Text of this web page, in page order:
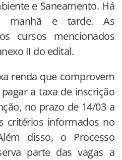
e Saneamento. Há
manhã e tarde. As
cursos mencionados
II do edital.
renda que comprovem
a taxa de inscrição
no prazo de 14/03 a
critérios informados no
disso, o Processo
parte das vagas a